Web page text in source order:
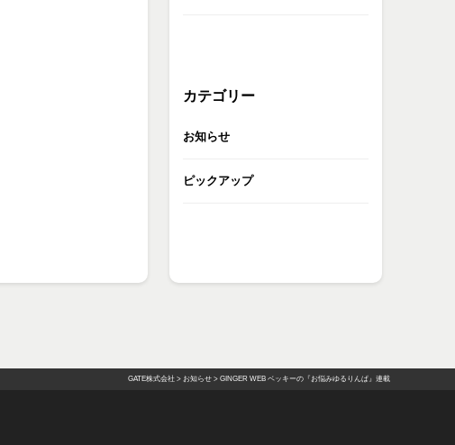
カテゴリー
お知らせ
ピックアップ
GATE株式会社 > お知らせ > GINGER WEB ベッキーの『お悩みゆるりんぱ』連載